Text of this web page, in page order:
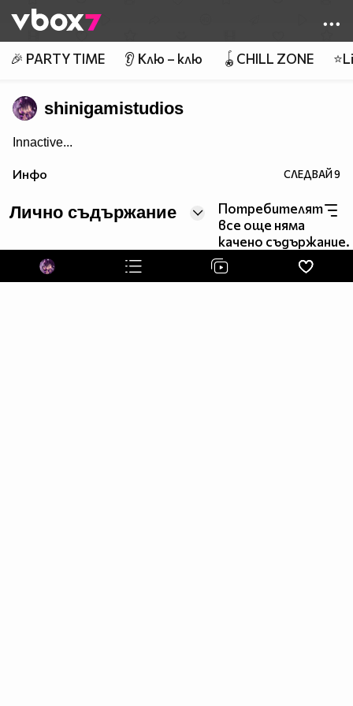
👾
🎉 PARTY TIME 👂 Клю – клю 🪀CHILL ZONE
shinigamistudios
Innactive...
Инфо СЛЕДВАЙ9
Лично съдържание
Потребителят
все още няма
качено съдържание.